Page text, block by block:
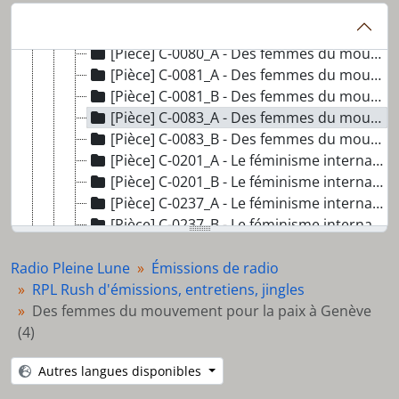
[Pièce] C-0198_A - Interview avec Les Nanas Radioteuses (FR)
[Pièce] C-0080_A - Des femmes du mouvement pour la paix à Genève (1)
[Pièce] C-0081_A - Des femmes du mouvement pour la paix à Genève (2)
[Pièce] C-0081_B - Des femmes du mouvement pour la paix à Genève (3)
[Pièce] C-0083_A - Des femmes du mouvement pour la paix à Genève (4)
[Pièce] C-0083_B - Des femmes du mouvement pour la paix à Genève (5)
[Pièce] C-0201_A - Le féminisme international par Charlotte Bunch, partie 1
[Pièce] C-0201_B - Le féminisme international par Charlotte Bunch, partie 2
[Pièce] C-0237_A - Le féminisme international, partie 3
[Pièce] C-0237_B - Le féminisme international, partie 4
[Pièce] C-0204_B - Le féminisme international, partie 6
[Pièce] C-0273_A - Interview de Marline et Cecilia, partie 1
[Pièce] C-0273_B - Interview de Marline et Cecilia, partie 2
[Pièce] C-0275_A - Interview avec une membre de Amnesty International, partie 1
[Pièce] C-0275_B - Interview avec une membre de Amnesty International, partie 2
Radio Pleine Lune
Émissions de radio
RPL Rush d'émissions, entretiens, jingles
Des femmes du mouvement pour la paix à Genève
(4)
Autres langues disponibles